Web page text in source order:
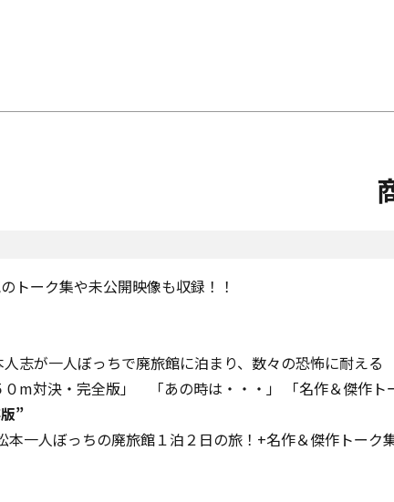
トーク集や未公開映像も収録！！
志が一人ぼっちで廃旅館に泊まり、数々の恐怖に耐える
０m対決・完全版」 「あの時は・・・」 「名作＆傑作
”
一人ぼっちの廃旅館１泊２日の旅！+名作＆傑作トーク集